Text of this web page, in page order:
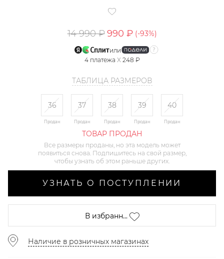
14 990 ₽ 990 ₽ (-93%)
или
4 платежа X 248 ₽
ТАБЛИЦА РАЗМЕРОВ
36
Продан
37
Продан
38
Продан
39
Продан
40
Продан
ТОВАР ПРОДАН
Все размеры проданы, но эта модель может
появиться снова. Подпишитесь на свой размер,
чтобы узнать об этом раньше других.
УЗНАТЬ О ПОСТУПЛЕНИИ
В избранн...
Наличие в розничных магазинах